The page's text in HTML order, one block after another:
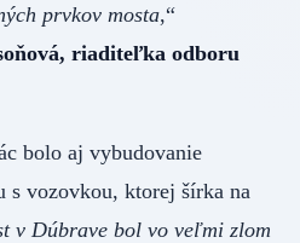
prvkov mosta,“
riaditeľka odboru
bolo aj vybudovanie
s vozovkou, ktorej šírka na
v Dúbrave bol vo veľmi zlom